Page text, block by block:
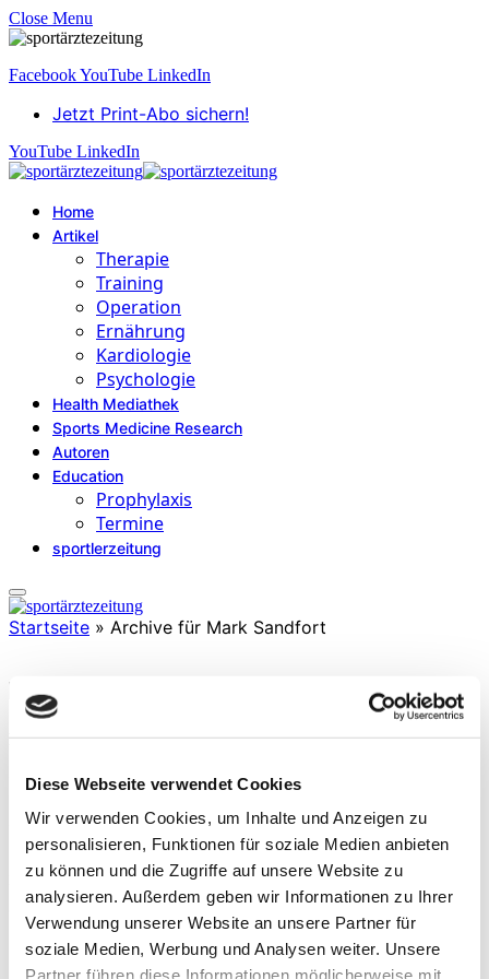
Diese Webseite verwendet Cookies
Wir verwenden Cookies, um Inhalte und Anzeigen zu
personalisieren, Funktionen für soziale Medien anbieten
zu können und die Zugriffe auf unsere Website zu
analysieren. Außerdem geben wir Informationen zu Ihrer
Verwendung unserer Website an unsere Partner für
soziale Medien, Werbung und Analysen weiter. Unsere
Partner führen diese Informationen möglicherweise mit
Close Menu
FacebookYouTube LinkedIn
Jetzt Print-Abo sichern!
YouTube LinkedIn
Home
Artikel
Therapie
Training
Operation
Ernährung
Kardiologie
Psychologie
Health Mediathek
Sports Medicine Research
Autoren
Education
Prophylaxis
Termine
sportlerzeitung
Startseite » Archive für Mark Sandfort
Mark Sandfort
Zusatzbezeichnungen u.a. Spezielle Unfallchirurgie, Sportmedizin
und physikalische Therapie. Er arbeitet an der Klinik für
Unfallchirurgie und Orthopädie, Knappschaft Kliniken
Universitätsklinikum Bochum. Mark Sandfort ist mitbetreuender
Arzt der Lizenz VfL Bochum 1848, Mannschaftsarzt U21 und U19
VfL Bochum 1848.
(Stand 2025)